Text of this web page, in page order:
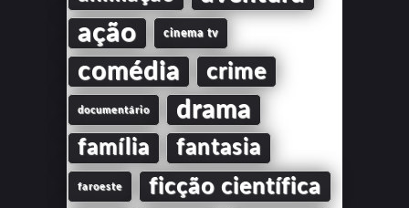
ação cinema tv
comédia crime
documentário drama
família fantasia
faroeste ficção científica